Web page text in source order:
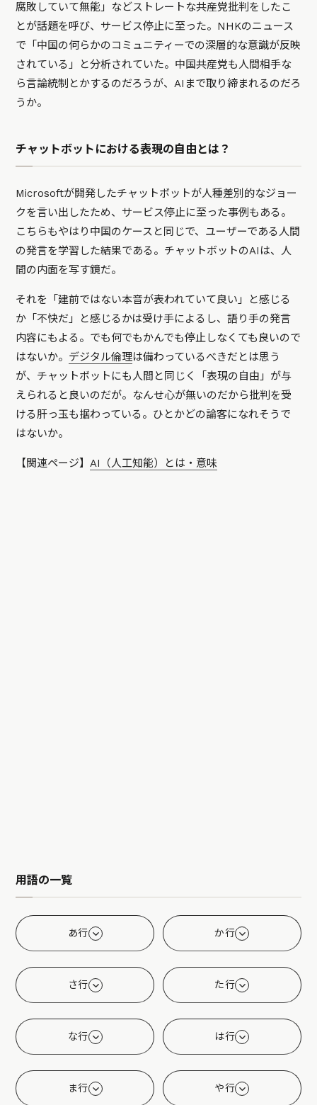
腐敗していて無能」などストレートな共産党批判をしたこ
とが話題を呼び、サービス停止に至った。NHKのニュース
で「中国の何らかのコミュニティーでの深層的な意識が反映
されている」と分析されていた。中国共産党も人間相手な
ら言論統制とかするのだろうが、AIまで取り締まれるのだろ
うか。
チャットボットにおける表現の自由とは？
Microsoftが開発したチャットボットが人種差別的なジョー
クを言い出したため、サービス停止に至った事例もある。
こちらもやはり中国のケースと同じで、ユーザーである人間
の発言を学習した結果である。チャットボットのAIは、人
間の内面を写す鏡だ。
それを「建前ではない本音が表われていて良い」と感じる
か「不快だ」と感じるかは受け手によるし、語り手の発言
内容にもよる。でも何でもかんでも停止しなくても良いので
はないか。 デジタル倫理は備わっているべきだとは思う
が、チャットボットにも人間と同じく「表現の自由」が与
えられると良いのだが。なんせ心が無いのだから批判を受
ける肝っ玉も据わっている。ひとかどの論客になれそうで
はないか。
【関連ページ】AI（人工知能）とは・意味
用語の一覧
あ行 か行
さ行 た行
な行 は行
ま行 や行